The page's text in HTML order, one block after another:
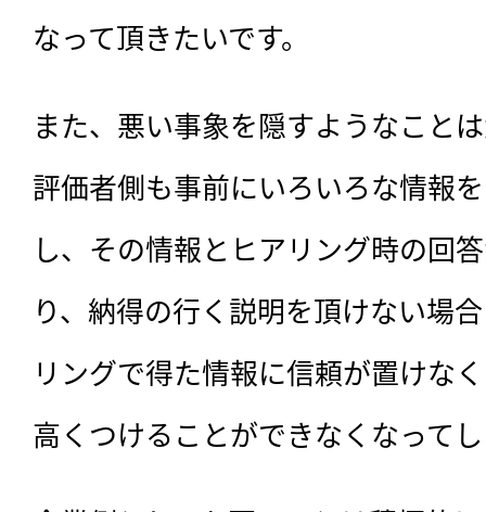
なって頂きたいです。
また、悪い事象を隠すようなこと
評価者側も事前にいろいろな情報
し、その情報とヒアリング時の回
り、納得の行く説明を頂けない場
リングで得た情報に信頼が置けな
高くつけることができなくなって